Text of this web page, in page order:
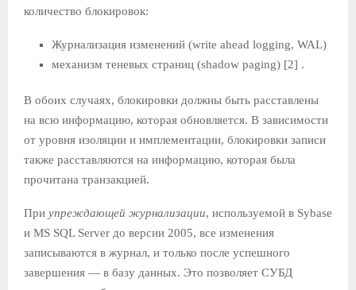
количество блокировок:
Журнализация изменений (write ahead logging, WAL)
механизм теневых страниц (shadow paging) [2] .
В обоих случаях, блокировки должны быть расставлены
на всю информацию, которая обновляется. В зависимости
от уровня изоляции и имплементации, блокировки записи
также расставляются на информацию, которая была
прочитана транзакцией.
При упреждающей журнализации, используемой в Sybase
и MS SQL Server до версии 2005, все изменения
записываются в журнал, и только после успешного
завершения — в базу данных. Это позволяет СУБД